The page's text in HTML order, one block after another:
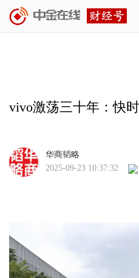
vivo激荡三十年：快
华商韬略
2025-09-23 10:37:32